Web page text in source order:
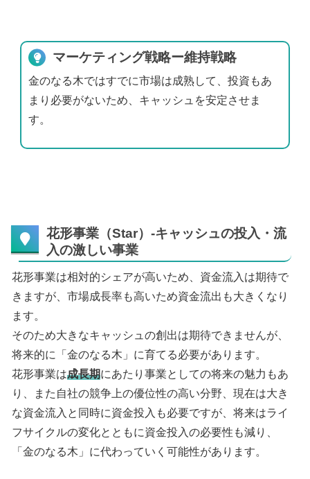
マーケティング戦略ー維持戦略
金のなる木ではすでに市場は成熟して、投資もあ
まり必要がないため、キャッシュを安定させま
す。
花形事業（Star）-キャッシュの投入・流
入の激しい事業
花形事業は相対的シェアが高いため、資金流入は期待で
きますが、市場成長率も高いため資金流出も大きくなり
ます。
そのため大きなキャッシュの創出は期待できませんが、
将来的に「金のなる木」に育てる必要があります。
花形事業は成長期にあたり事業としての将来の魅力もあ
り、また自社の競争上の優位性の高い分野、現在は大き
な資金流入と同時に資金投入も必要ですが、将来はライ
フサイクルの変化とともに資金投入の必要性も減り、
「金のなる木」に代わっていく可能性があります。